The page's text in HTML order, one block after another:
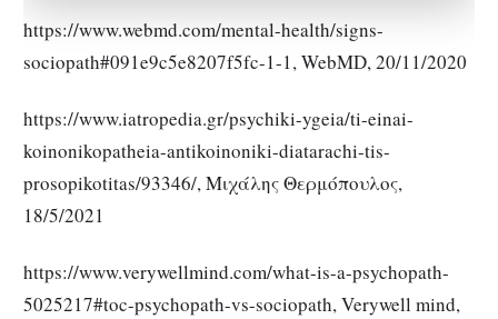
https://www.webmd.com/mental-health/signs-
sociopath#091e9c5e8207f5fc-1-1, WebMD, 20/11/2020
https://www.iatropedia.gr/psychiki-ygeia/ti-einai-
koinonikopatheia-antikoinoniki-diatarachi-tis-
prosopikotitas/93346/, Μιχάλης Θερμόπουλος,
18/5/2021
https://www.verywellmind.com/what-is-a-psychopath-
5025217#toc-psychopath-vs-sociopath, Verywell mind,